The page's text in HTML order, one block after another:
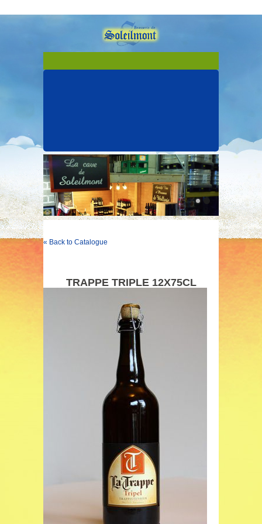
« Back to Catalogue
TRAPPE TRIPLE 12X75CL